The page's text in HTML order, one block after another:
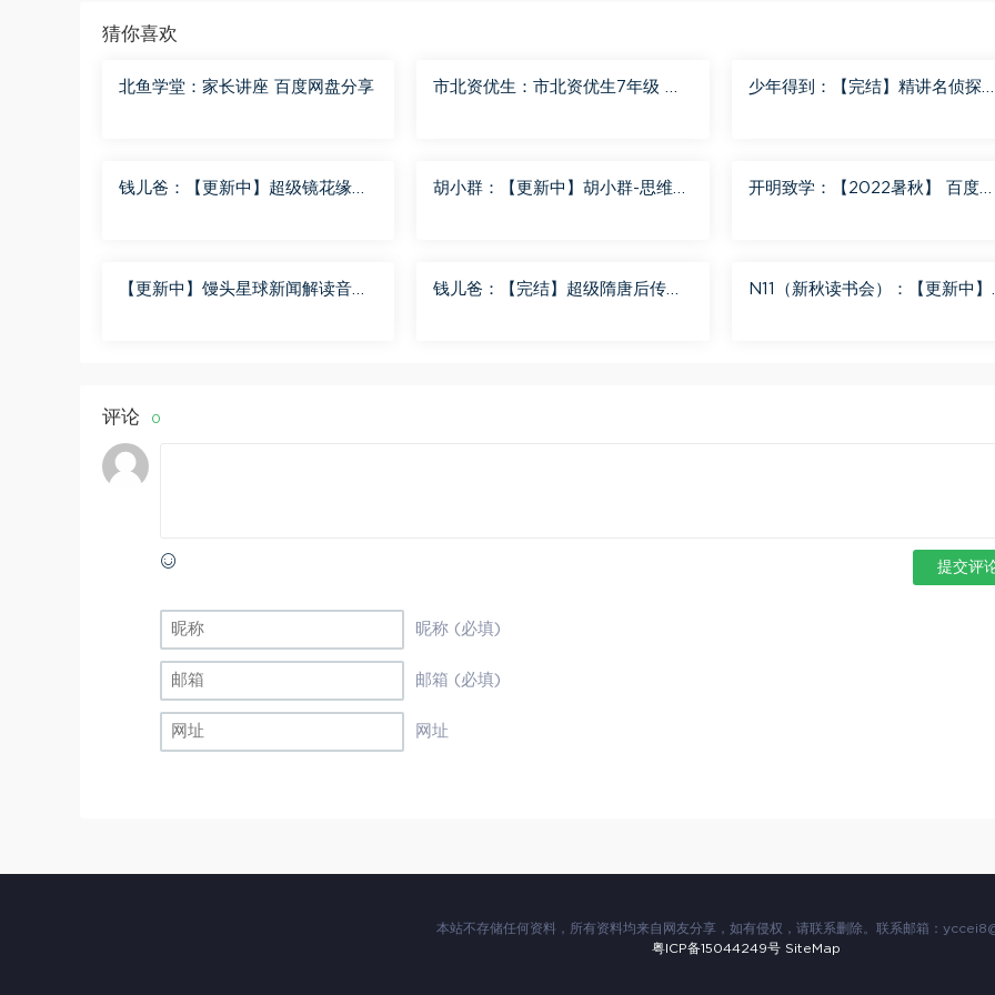
猜你喜欢
北鱼学堂：家长讲座 百度网盘分享
市北资优生：市北资优生7年级 百
少年得到：【完结】精讲名侦探
钱儿爸：【更新中】超级镜花缘
胡小群：【更新中】胡小群-思维一
开明致学：【2022暑秋】 百度网
【更新中】馒头星球新闻解读音频
钱儿爸：【完结】超级隋唐后传
N11（新秋读书会）：【更新中】
评论 0
提交评
昵称 (必填)
邮箱 (必填)
网址
本站不存储任何资料，所有资料均来自网友分享，如有侵权，请联系删除。联系邮箱：
粤ICP备15044249号 SiteMap